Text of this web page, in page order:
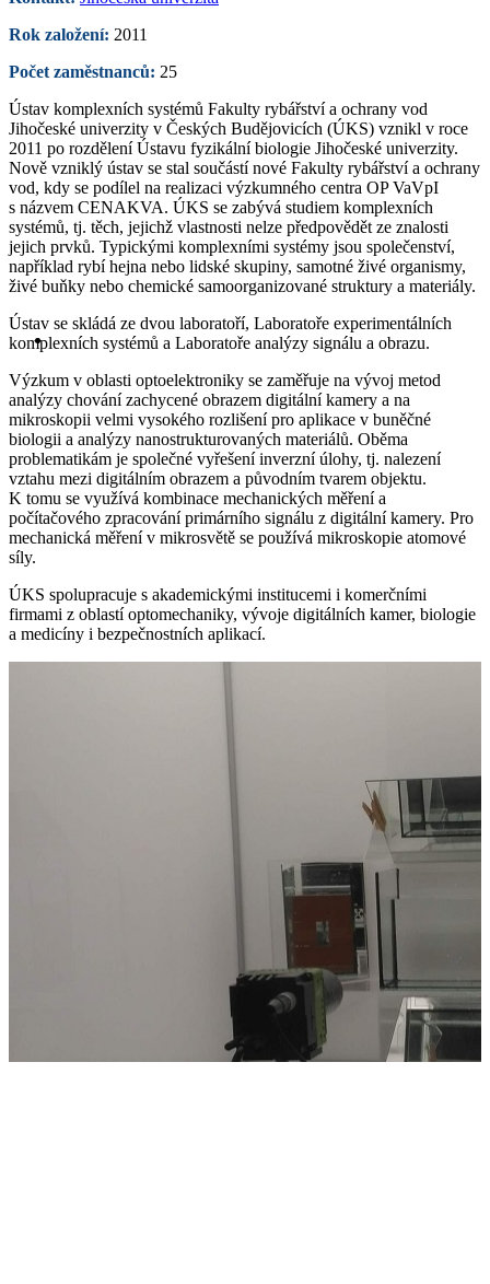
Rok založení: 2011
Počet zaměstnanců: 25
Ústav komplexních systémů Fakulty rybářství a ochrany vod
Jihočeské univerzity v Českých Budějovicích (ÚKS) vznikl v roce
2011 po rozdělení Ústavu fyzikální biologie Jihočeské univerzity.
Nově vzniklý ústav se stal součástí nové Fakulty rybářství a ochrany
vod, kdy se podílel na realizaci výzkumného centra OP VaVpI
s názvem CENAKVA. ÚKS se zabývá studiem komplexních
systémů, tj. těch, jejichž vlastnosti nelze předpovědět ze znalosti
jejich prvků. Typickými komplexními systémy jsou společenství,
například rybí hejna nebo lidské skupiny, samotné živé organismy,
živé buňky nebo chemické samoorganizované struktury a materiály.
Ústav se skládá ze dvou laboratoří, Laboratoře experimentálních
komplexních systémů a Laboratoře analýzy signálu a obrazu.
Výzkum v oblasti optoelektroniky se zaměřuje na vývoj metod
analýzy chování zachycené obrazem digitální kamery a na
mikroskopii velmi vysokého rozlišení pro aplikace v buněčné
biologii a analýzy nanostrukturovaných materiálů. Oběma
problematikám je společné vyřešení inverzní úlohy, tj. nalezení
vztahu mezi digitálním obrazem a původním tvarem objektu.
K tomu se využívá kombinace mechanických měření a
počítačového zpracování primárního signálu z digitální kamery. Pro
mechanická měření v mikrosvětě se používá mikroskopie atomové
síly.
ÚKS spolupracuje s akademickými institucemi i komerčními
firmami z oblastí optomechaniky, vývoje digitálních kamer, biologie
a medicíny i bezpečnostních aplikací.